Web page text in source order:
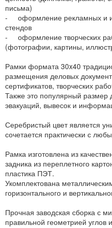
письма)
- оформление рекламных и
стендов
- оформление творческих
(фотографии, картины,
Рамки формата 30x40
размещения деловых
сертификатов, творческих
Также это популярный
эвакуаций, вывесок и
Серебристый цвет является
сочетается практически с
Рамка изготовлена из
задника из переплетного
пластика ПЭТ.
Укомплектована
горизонтального и
Прочная заводская сборка с
правильной геометрией углов